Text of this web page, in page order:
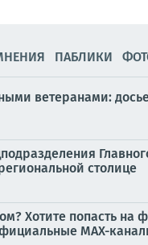
ПАБЛИКИ
ветеранами:
столице
Хотите попасть
MAX-